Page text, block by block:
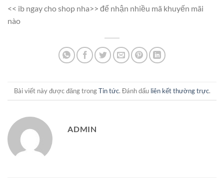
<< ib ngay cho shop nha>> để nhận nhiều mã khuyến mãi
nào
Bài viết này được đăng trongTin tức. Đánh dấu liên kết thường trực.
ADMIN